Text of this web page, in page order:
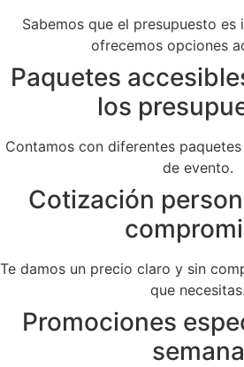
Sabemos que el presupuesto
ofrecemos opciones
Paquetes
los
Contamos con diferentes
de evento.
Cotización
Te damos un precio claro y sin
que necesitas.
Promociones
semana